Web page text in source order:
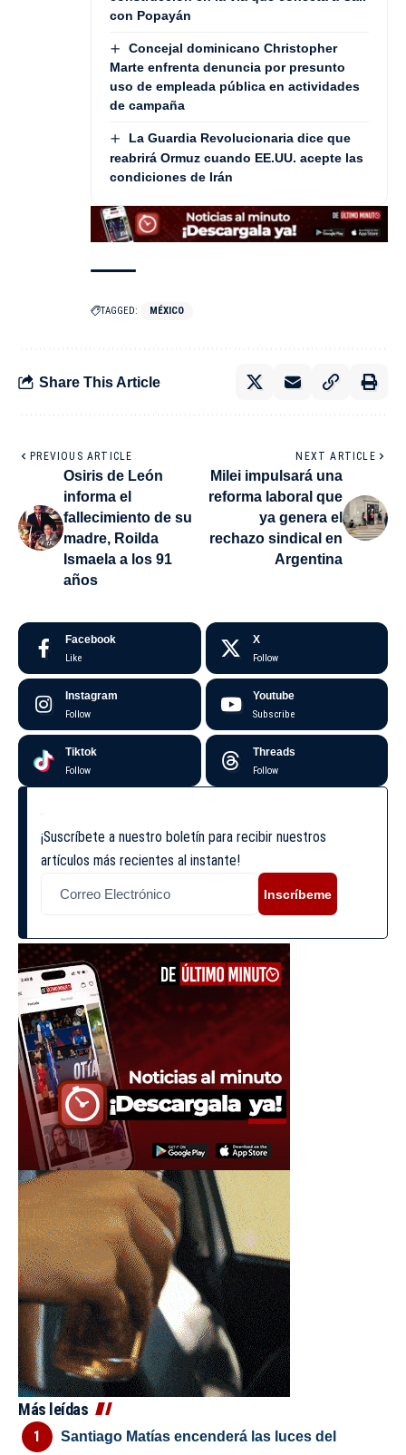
con Popayán
Concejal dominicano Christopher
Marte enfrenta denuncia por presunto
uso de empleada pública en actividades
de campaña
La Guardia Revolucionaria dice que
reabrirá Ormuz cuando EE.UU. acepte las
condiciones de Irán
TAGGED: MÉXICO
Share This Article
PREVIOUS ARTICLE
Osiris de León
informa el
fallecimiento de su
madre, Roilda
Ismaela a los 91
años
NEXT ARTICLE
Milei impulsará una
reforma laboral que
ya genera el
rechazo sindical en
Argentina
Facebook
Like
X
Follow
Instagram
Follow
Youtube
Subscribe
Tiktok
Follow
Threads
Follow
¡Suscríbete a nuestro boletín para recibir nuestros
artículos más recientes al instante!
Inscríbeme
Más leídas
Santiago Matías encenderá las luces del